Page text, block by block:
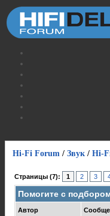
Hi-Fi Forum / Звук / Hi-
Страницы (7): 1 2 3
Помогите с
Автор